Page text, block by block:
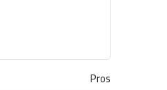
Pros